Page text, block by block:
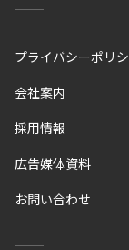
プライバシーポリ
会社案内
採用情報
広告媒体資料
お問い合わせ